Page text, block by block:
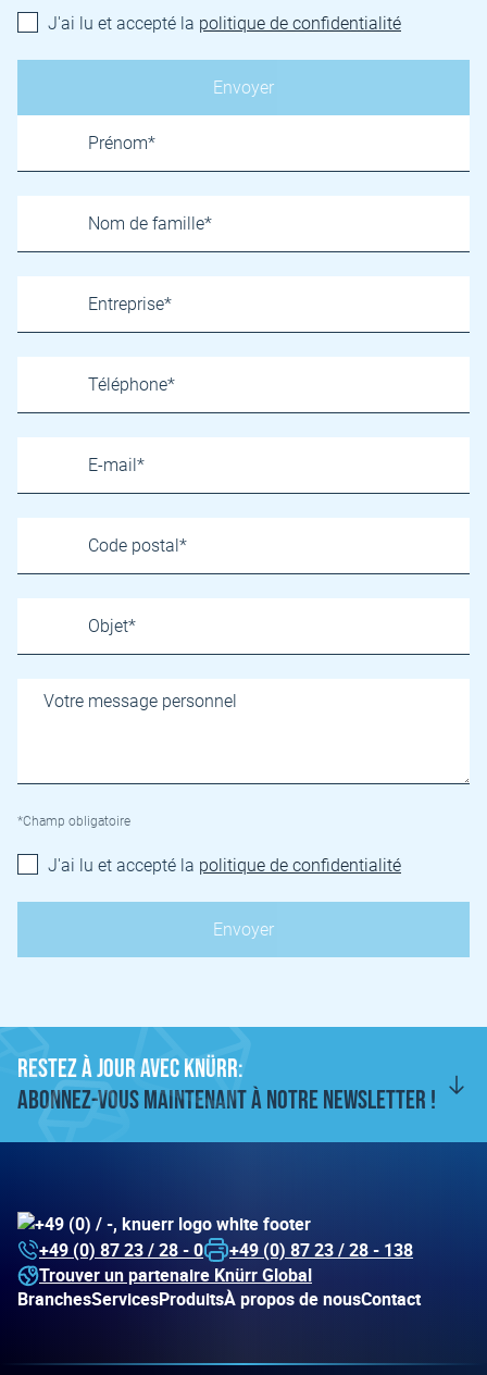
J'ai lu et accepté la politique de confidentialité
*Champ obligatoire
J'ai lu et accepté la politique de confidentialité
RESTEZ À JOUR AVEC KNÜRR:
ABONNEZ-VOUS MAINTENANT À NOTRE NEWSLETTER !
+49 (0) 87 23 / 28 - 0
+49 (0) 87 23 / 28 - 138
Trouver un partenaire Knürr Global
BranchesServicesProduitsÀ propos de nousContact